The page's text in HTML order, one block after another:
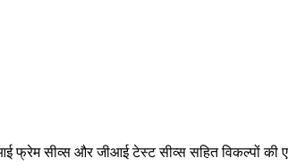
फ्रेम सीव्स और जीआई टेस्ट सीव्स सहित विकल्पों की